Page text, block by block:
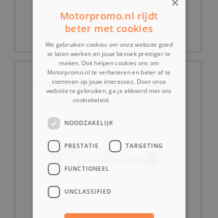
€ 24,99
(5E3a) Kettingspanner met moer M8/68mm
Motorpromo.nl rijdt
beter met cookies
We gebruiken cookies om onze website goed
te laten werken en jouw bezoek prettiger te
maken. Ook helpen cookies ons om
Motorpromo.nl te verbeteren en beter af te
stemmen op jouw interesses. Door onze
website te gebruiken, ga je akkoord met ons
cookiebeleid.
NOODZAKELIJK
PRESTATIE TARGETING
FUNCTIONEEL
UNCLASSIFIED